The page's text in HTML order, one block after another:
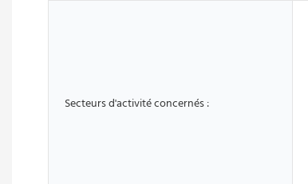
Secteurs d'activité concernés :